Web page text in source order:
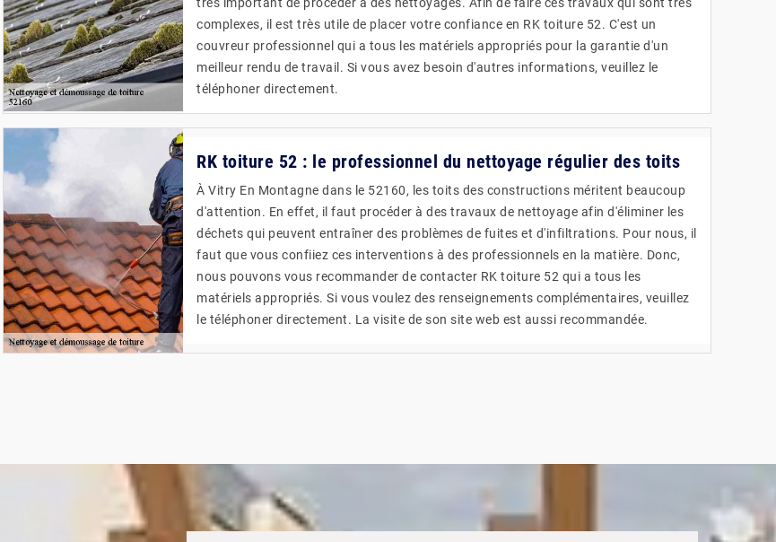
complexes, il est très utile de placer votre confiance en RK toiture 52. C'est un
couvreur professionnel qui a tous les matériels appropriés pour la garantie d'un
meilleur rendu de travail. Si vous avez besoin d'autres informations, veuillez le
téléphoner directement.
RK toiture 52 : le professionnel du nettoyage régulier des toits
À Vitry En Montagne dans le 52160, les toits des constructions méritent beaucoup
d'attention. En effet, il faut procéder à des travaux de nettoyage afin d'éliminer les
déchets qui peuvent entraîner des problèmes de fuites et d'infiltrations. Pour nous, il
faut que vous confiiez ces interventions à des professionnels en la matière. Donc,
nous pouvons vous recommander de contacter RK toiture 52 qui a tous les
matériels appropriés. Si vous voulez des renseignements complémentaires, veuillez
le téléphoner directement. La visite de son site web est aussi recommandée.